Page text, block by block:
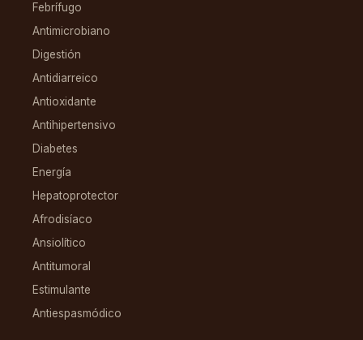
Febrífugo
Antimicrobiano
Digestión
Antidiarreico
Antioxidante
Antihipertensivo
Diabetes
Energía
Hepatoprotector
Afrodisíaco
Ansiolítico
Antitumoral
Estimulante
Antiespasmódico